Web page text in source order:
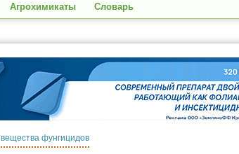
Агрохимикаты Словарь
фунгицидов